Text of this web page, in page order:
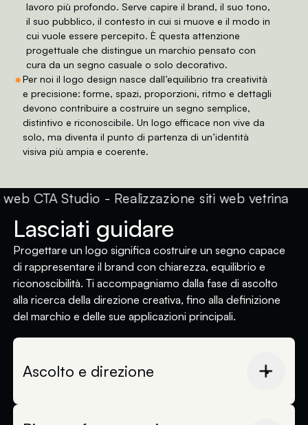
lavoro più profondo. Serve capire il brand, il suo tono,
il suo pubblico, il contesto in cui si muove e il modo in
cui vuole essere percepito. È questa attenzione
progettuale che distingue un marchio pensato con
cura da un segno casuale o solo decorativo.
⁕Per noi il logo design nasce dall’equilibrio tra creatività
e precisione: forme, spazi, proporzioni, ritmo e dettagli
devono contribuire a costruire un segno semplice,
distintivo e riconoscibile. Un logo efficace non vive da
solo, ma diventa il punto di partenza di un’identità
visiva più ampia e coerente.
Lasciati guidare
Progettare un logo significa costruire un segno capace
di rappresentare il brand con chiarezza, equilibrio e
riconoscibilità. Ti accompagniamo dalla fase di ascolto
alla ricerca della direzione creativa, fino alla definizione
del marchio e delle sue applicazioni principali.
Ascolto e direzione